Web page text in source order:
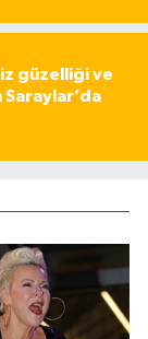
güzelliği ve